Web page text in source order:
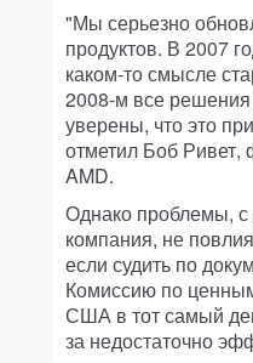
"Мы серьезно
продуктов. В 2007
каком-то смысле
2008-м все
уверены, что это
отметил Боб Ривет,
AMD.
Однако проблемы, с
компания, не
если судить по
Комиссию по
США в тот самый
за недостаточно